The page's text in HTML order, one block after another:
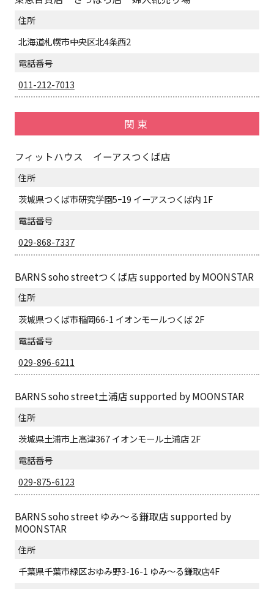
住所
北海道札幌市中央区北4条西2
電話番号
011-212-7013
関東
フィットハウス イーアスつくば店
住所
茨城県つくば市研究学園5ｰ19 イーアスつくば内 1F
電話番号
029-868-7337
BARNS soho streetつくば店 supported by MOONSTAR
住所
茨城県つくば市稲岡66-1 イオンモールつくば 2F
電話番号
029-896-6211
BARNS soho street土浦店 supported by MOONSTAR
住所
茨城県土浦市上高津367 イオンモール土浦店 2F
電話番号
029-875-6123
BARNS soho street ゆみ～る鎌取店 supported by
MOONSTAR
住所
千葉県千葉市緑区おゆみ野3-16-1 ゆみ～る鎌取店4F